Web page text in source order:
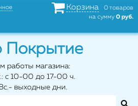
Корзина
0 товаров
на сумму 0 руб.
Покрытие
работы магазина:
с 10-00 до 17-00 ч.
выходные дни.